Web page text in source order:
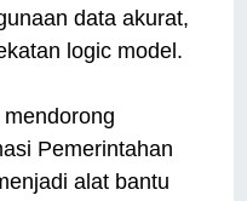
data akurat,
logic model.
Pemerintahan
alat bantu